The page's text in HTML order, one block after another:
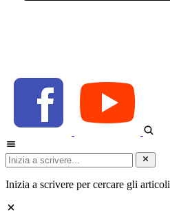
Inizia a scrivere per cercare gli articoli